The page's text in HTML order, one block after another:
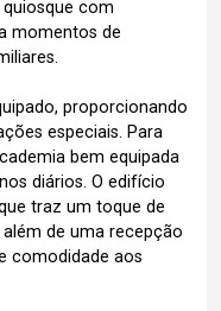
com
momentos de
proporcionando
especiais. Para
bem equipada
diários. O edifício
traz um toque de
de uma recepção
comodidade aos